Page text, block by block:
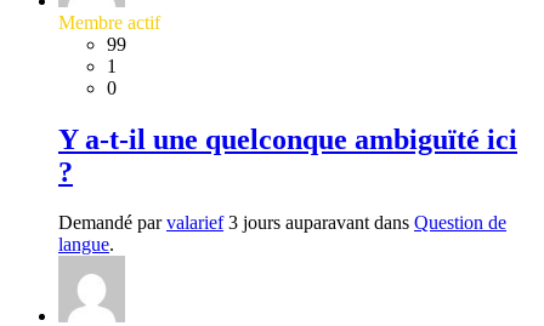
Membre actif
99
1
0
Y a-t-il une quelconque ambiguïté ici
?
Demandé parvalarief3 jours auparavant dans Question de
langue.